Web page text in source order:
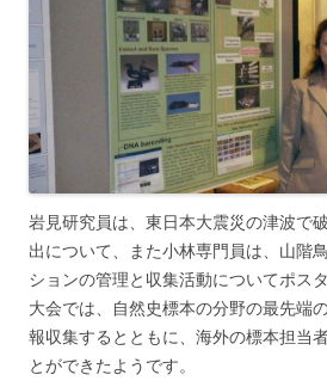
岩見研究員は、東日本大震災の津波で
出について、また小林専門員は、山階
ションの管理と収集活動についてポス
大会では、自然史標本の分野の最先端
報収集するとともに、海外の標本担当
とができたようです。